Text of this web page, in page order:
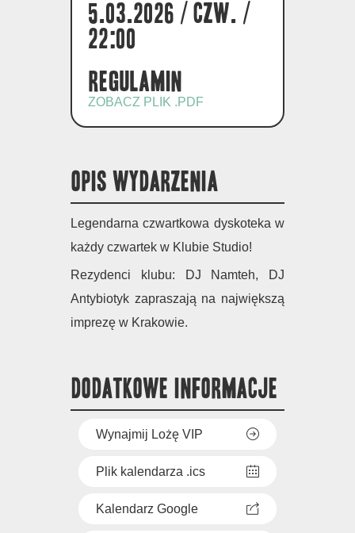
5.03.2026 / czw. /
22:00
Regulamin
ZOBACZ PLIK .PDF
OPIS WYDARZENIA
Legendarna czwartkowa dyskoteka w
każdy czwartek w Klubie Studio!
Rezydenci klubu: DJ Namteh, DJ
Antybiotyk zapraszają na największą
imprezę w Krakowie.
DODATKOWE INFORMACJE
Wynajmij Lożę VIP
Plik kalendarza .ics
Kalendarz Google